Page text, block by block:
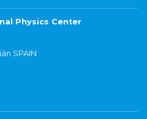
Physics Center
SPAIN